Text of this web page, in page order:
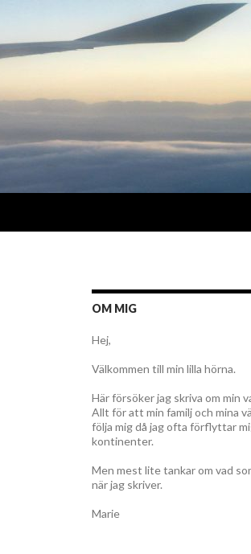
OM MIG
Hej,
Välkommen till min lilla hörna.
Här försöker jag skriva om min
Allt för att min familj och mina
följa mig då jag ofta förflyttar
kontinenter.
Men mest lite tankar om vad
när jag skriver.
Marie